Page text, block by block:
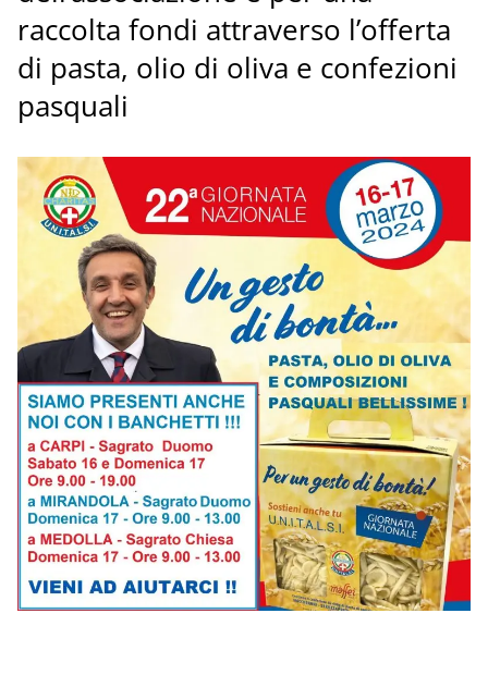
raccolta fondi attraverso l’offerta
di pasta, olio di oliva e confezioni
pasquali